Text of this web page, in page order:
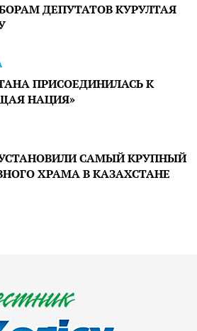
ДЕПУТАТОВ КУРУЛТАЯ
ПРИСОЕДИНИЛАСЬ К
НАЦИЯ»
САМЫЙ КРУПНЫЙ
ХРАМА В КАЗАХСТАНЕ